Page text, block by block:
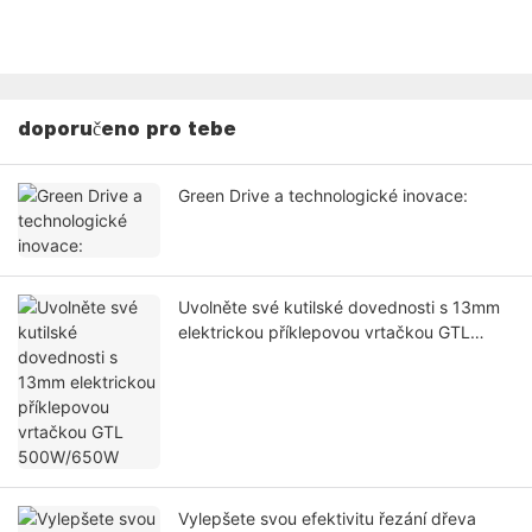
doporučeno pro tebe
Green Drive a technologické inovace:
Uvolněte své kutilské dovednosti s 13mm
elektrickou příklepovou vrtačkou GTL
Vylepšete svou efektivitu řezání dřeva